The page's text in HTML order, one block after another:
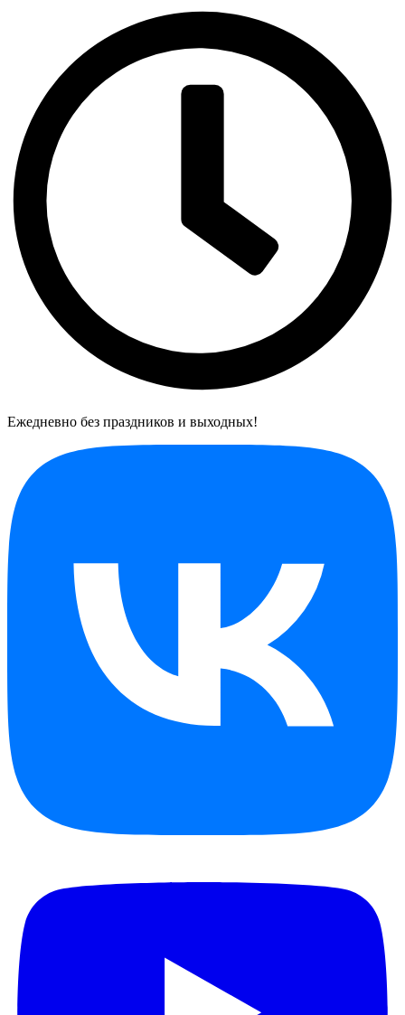
Ежедневно без праздников и выходных!